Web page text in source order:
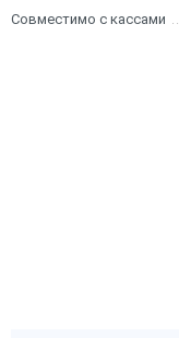
Совместимо с кассами